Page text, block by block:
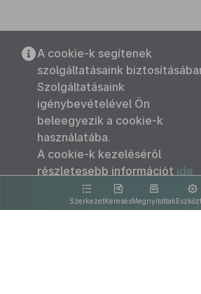
SzerkezetKeresésMegnyitottak
A cookie-k segítenek
szolgáltatásaink
Szolgáltatásaink
igénybevételével Ön
beleegyezik a cookie-k
használatába.
A cookie-k kezeléséről
részletesebb információt ide
kattintva olvashat.